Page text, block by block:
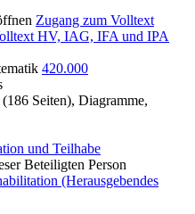
Zugang zum Volltext
HV, IAG, IFA und IPA
420.000
Seiten), Diagramme,
und Teilhabe
Beteiligten Person
(Herausgebendes